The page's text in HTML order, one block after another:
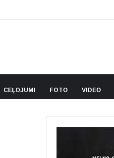
CEĻOJUMI FOTO VIDEO